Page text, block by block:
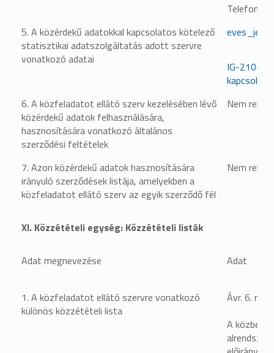
5. A közérdekű adatokkal kapcsolatos kötelező
statisztikai adatszolgáltatás adott szervre
vonatkozó adatai
IG-210-1-
6. A közfeladatot ellátó szerv kezelésében lévő
közérdekű adatok felhasználására,
hasznosítására vonatkozó általános
szerződési feltételek
Nem
7. Azon közérdekű adatok hasznosítására
irányuló szerződések listája, amelyekben a
közfeladatot ellátó szerv az egyik szerződő fél
Nem
XI. Közzétételi egység: Közzétételi listák
Adat megnevezése Adat
1. A közfeladatot ellátó szervre vonatkozó
különös közzétételi lista
Ávr. 6.
A